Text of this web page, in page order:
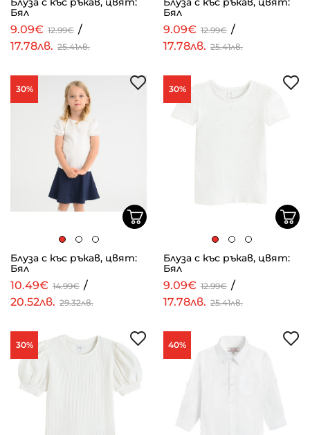
Бял
9.09€ 12.99€ /
17.78лв. 25.41лв.
Бял
9.09€ 12.99€ /
17.78лв. 25.41лв.
30%
Блуза с къс ръкав, цвят:
Бял
10.49€ 14.99€ /
20.52лв. 29.32лв.
30%
Блуза с къс ръкав, цвят:
Бял
9.09€ 12.99€ /
17.78лв. 25.41лв.
30% 40%